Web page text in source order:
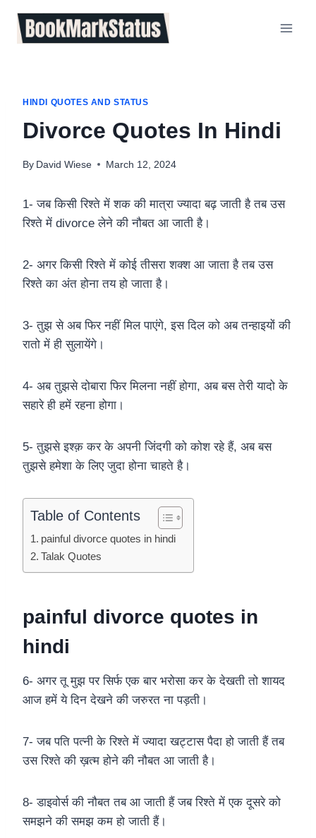
content
HINDI QUOTES AND STATUS
Divorce Quotes In Hindi
By David Wiese March 12, 2024
1- जब किसी रिश्ते में शक की मात्रा ज्यादा बढ़ जाती है तब उस
रिश्ते में divorce लेने की नौबत आ जाती है।
2- अगर किसी रिश्ते में कोई तीसरा शक्श आ जाता है तब उस
रिश्ते का अंत होना तय हो जाता है।
3- तुझ से अब फिर नहीं मिल पाएंगे, इस दिल को अब तन्हाइयों की
रातो में ही सुलायेंगे।
4- अब तुझसे दोबारा फिर मिलना नहीं होगा, अब बस तेरी यादो के
सहारे ही हमें रहना होगा।
5- तुझसे इश्क़ कर के अपनी जिंदगी को कोश रहे हैं, अब बस
तुझसे हमेशा के लिए जुदा होना चाहते है।
Table of Contents
painful divorce quotes in hindi
Talak Quotes
painful divorce quotes in
hindi
6- अगर तू मुझ पर सिर्फ एक बार भरोसा कर के देखती तो शायद
आज हमें ये दिन देखने की जरुरत ना पड़ती।
7- जब पति पत्नी के रिश्ते में ज्यादा खट्टास पैदा हो जाती हैं तब
उस रिश्ते की ख़त्म होने की नौबत आ जाती है।
8- डाइवोर्स की नौबत तब आ जाती हैं जब रिश्ते में एक दूसरे को
समझने की समझ कम हो जाती हैं।